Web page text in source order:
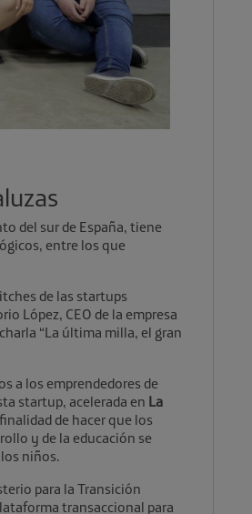
del sur de España, tiene
entre los que
de las startups
López, CEO de la empresa
“La última milla, el gran
a los emprendedores de
startup, acelerada en La
de hacer que los
y de la educación se
niños.
para la Transición
transaccional para